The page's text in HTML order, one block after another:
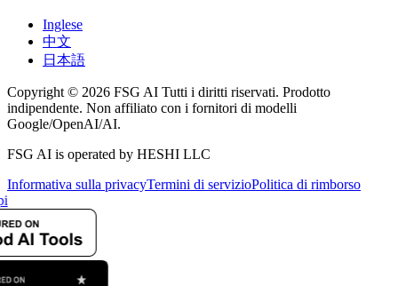
Inglese
中文
日本語
Copyright © 2026 FSG AI Tutti i diritti riservati. Prodotto
indipendente. Non affiliato con i fornitori di modelli
Google/OpenAI/AI.
FSG AI is operated by HESHI LLC
Informativa sulla privacyTermini di servizioPolitica di rimborso